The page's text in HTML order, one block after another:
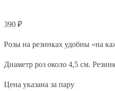
390 ₽
Розы на резинках удобны «на
Диаметр роз около 4,5 см.
Цена указана за пару